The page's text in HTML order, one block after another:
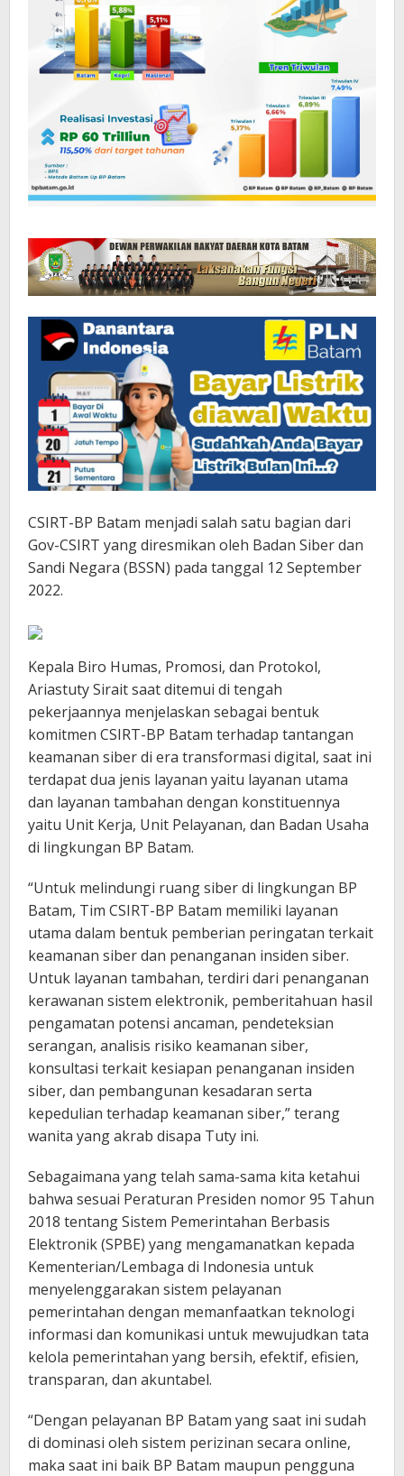
CSIRT-BP Batam menjadi salah satu bagian dari
Gov-CSIRT yang diresmikan oleh Badan Siber dan
Sandi Negara (BSSN) pada tanggal 12 September
2022.
Kepala Biro Humas, Promosi, dan Protokol,
Ariastuty Sirait saat ditemui di tengah
pekerjaannya menjelaskan sebagai bentuk
komitmen CSIRT-BP Batam terhadap tantangan
keamanan siber di era transformasi digital, saat ini
terdapat dua jenis layanan yaitu layanan utama
dan layanan tambahan dengan konstituennya
yaitu Unit Kerja, Unit Pelayanan, dan Badan Usaha
di lingkungan BP Batam.
“Untuk melindungi ruang siber di lingkungan BP
Batam, Tim CSIRT-BP Batam memiliki layanan
utama dalam bentuk pemberian peringatan terkait
keamanan siber dan penanganan insiden siber.
Untuk layanan tambahan, terdiri dari penanganan
kerawanan sistem elektronik, pemberitahuan hasil
pengamatan potensi ancaman, pendeteksian
serangan, analisis risiko keamanan siber,
konsultasi terkait kesiapan penanganan insiden
siber, dan pembangunan kesadaran serta
kepedulian terhadap keamanan siber,” terang
wanita yang akrab disapa Tuty ini.
Sebagaimana yang telah sama-sama kita ketahui
bahwa sesuai Peraturan Presiden nomor 95 Tahun
2018 tentang Sistem Pemerintahan Berbasis
Elektronik (SPBE) yang mengamanatkan kepada
Kementerian/Lembaga di Indonesia untuk
menyelenggarakan sistem pelayanan
pemerintahan dengan memanfaatkan teknologi
informasi dan komunikasi untuk mewujudkan tata
kelola pemerintahan yang bersih, efektif, efisien,
transparan, dan akuntabel.
“Dengan pelayanan BP Batam yang saat ini sudah
di dominasi oleh sistem perizinan secara online,
maka saat ini baik BP Batam maupun pengguna